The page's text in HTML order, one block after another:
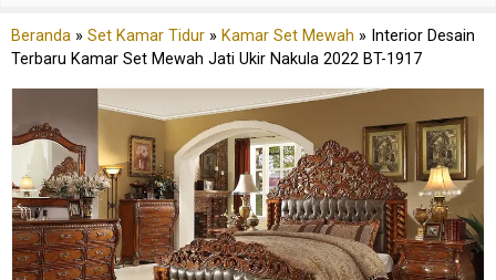
Beranda » Set Kamar Tidur » Kamar Set Mewah » Interior Desain
Terbaru Kamar Set Mewah Jati Ukir Nakula 2022 BT-1917